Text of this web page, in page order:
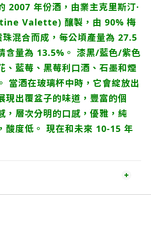
2007 年份酒，由業主克里斯汀·
Valette) 釀製，由 90% 梅
混合而成，每公頃產量為 27.5
含量為 13.5%。 漆黑/藍色/紫色
、藍莓、黑莓利口酒、石墨和煙
當酒在玻璃杯中時，它會綻放出
現出覆盆子的味道，豐富的個
，層次分明的口感，優雅，純
酸度低。 現在和未來 10-15 年